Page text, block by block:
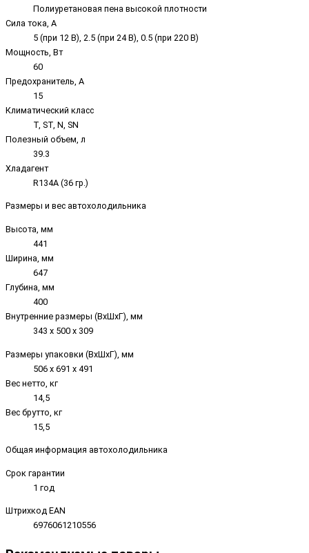
Полиуретановая пена высокой плотности
Сила тока, А
5 (при 12 В), 2.5 (при 24 В), 0.5 (при 220 В)
Мощность, Вт
60
Предохранитель, А
15
Климатический класс
T, ST, N, SN
Полезный объем, л
39.3
Хладагент
R134A (36 гр.)
Размеры и вес автохолодильника
Высота, мм
441
Ширина, мм
647
Глубина, мм
400
Внутренние размеры (ВxШxГ), мм
343 х 500 х 309
Размеры упаковки (ВxШxГ), мм
506 х 691 х 491
Вес нетто, кг
14,5
Вес брутто, кг
15,5
Общая информация автохолодильника
Срок гарантии
1 год
Штрихкод EAN
6976061210556